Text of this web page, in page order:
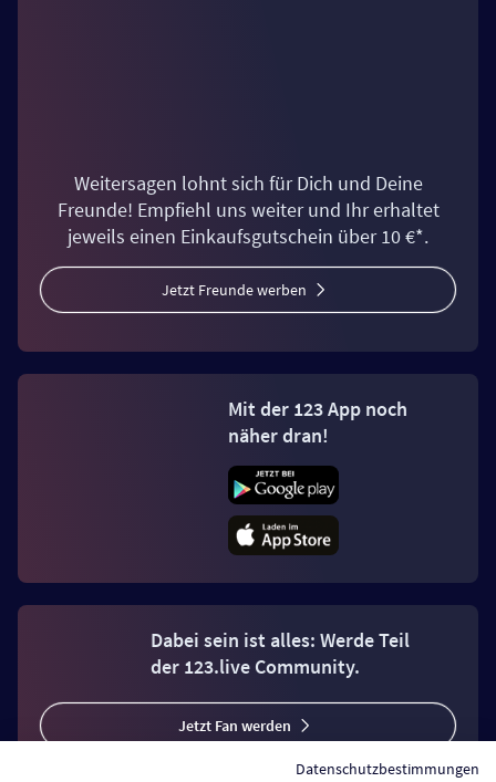
Weitersagen lohnt sich für Dich und Deine
Freunde! Empfiehl uns weiter und Ihr erhaltet
jeweils einen Einkaufsgutschein über 10 €*.
Jetzt Freunde werben
Mit der 123 App noch
näher dran!
Dabei sein ist alles: Werde Teil
der 123.live Community.
Jetzt Fan werden
Datenschutzbestimmungen